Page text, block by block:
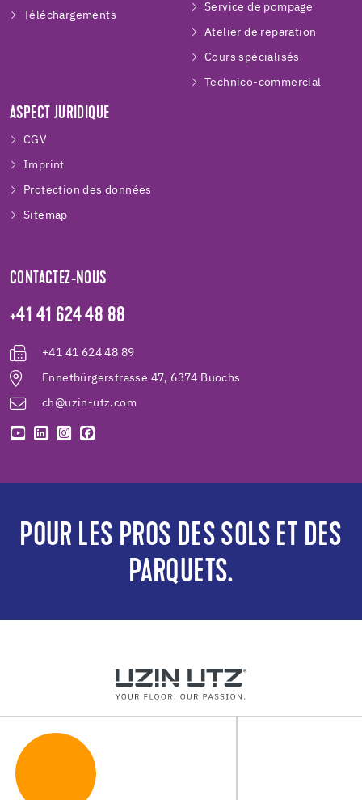
Téléchargements
Service de pompage
Atelier de reparation
Cours spécialisés
Technico-commercial
ASPECT JURIDIQUE
CGV
Imprint
Protection des données
Sitemap
CONTACTEZ-NOUS
+41 41 624 48 88
+41 41 624 48 89
Ennetbürgerstrasse 47, 6374 Buochs
ch@uzin-utz.com
POUR LES PROS DES SOLS ET DES
PARQUETS.